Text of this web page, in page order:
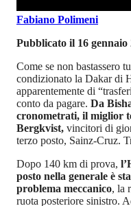
Fabiano Polimeni
Pubblicato il 16 gennaio
Come se non bastassero
condizionato la Dakar di
apparentemente di
conto da pagare. Da
cronometrati, il miglior
Bergkvist, vincitori di
terzo posto, Sainz-Cruz.
Dopo 140 km di prova,
posto nella generale è
problema meccanico, la
ruota posteriore sinistro.